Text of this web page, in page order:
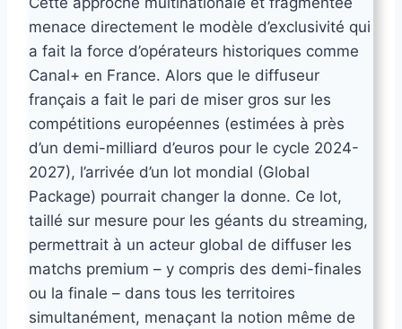
menace directement le modèle d’exclusivité qui
a fait la force d’opérateurs historiques comme
Canal+ en France. Alors que le diffuseur
français a fait le pari de miser gros sur les
compétitions européennes (estimées à près
d’un demi-milliard d’euros pour le cycle 2024-
2027), l’arrivée d’un lot mondial (Global
Package) pourrait changer la donne. Ce lot,
taillé sur mesure pour les géants du streaming,
permettrait à un acteur global de diffuser les
matchs premium – y compris des demi-finales
ou la finale – dans tous les territoires
simultanément, menaçant la notion même de